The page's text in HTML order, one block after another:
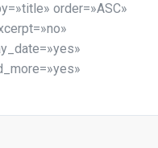
order=»ASC»